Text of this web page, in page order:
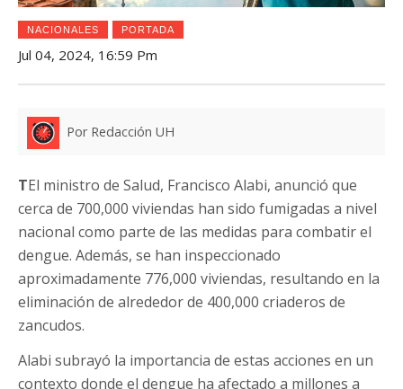
NACIONALES PORTADA
Jul 04, 2024, 16:59 Pm
Por Redacción UH
TEl ministro de Salud, Francisco Alabi, anunció que
cerca de 700,000 viviendas han sido fumigadas a nivel
nacional como parte de las medidas para combatir el
dengue. Además, se han inspeccionado
aproximadamente 776,000 viviendas, resultando en la
eliminación de alrededor de 400,000 criaderos de
zancudos.
Alabi subrayó la importancia de estas acciones en un
contexto donde el dengue ha afectado a millones a